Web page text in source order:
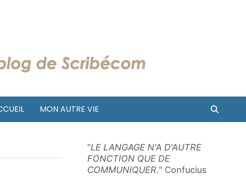
MON AUTRE VIE
"LE LANGAGE N'A D'AUTRE
FONCTION QUE DE
COMMUNIQUER." Confucius